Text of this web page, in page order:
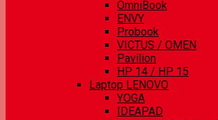
OmniBook
ENVY
Probook
VICTUS / OMEN
Pavilion
HP 14 / HP 15
Laptop LENOVO
YOGA
IDEAPAD